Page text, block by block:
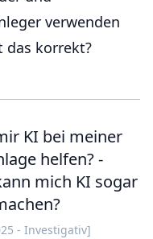
verwenden
das korrekt?
KI bei meiner
helfen? -
mich KI sogar
- Investigativ]